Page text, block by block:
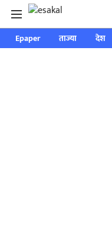
Epaper ताज्या देश